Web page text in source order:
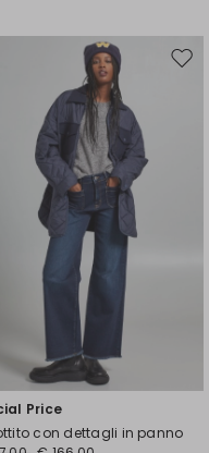
Price
con dettagli in panno